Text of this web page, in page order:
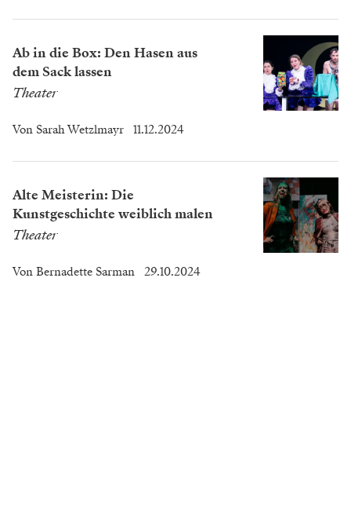
Ab in die Box: Den Hasen aus
dem Sack lassen
Theater
Von Sarah Wetzlmayr 11.12.2024
Alte Meisterin: Die
Kunstgeschichte weiblich malen
Theater
Von Bernadette Sarman 29.10.2024